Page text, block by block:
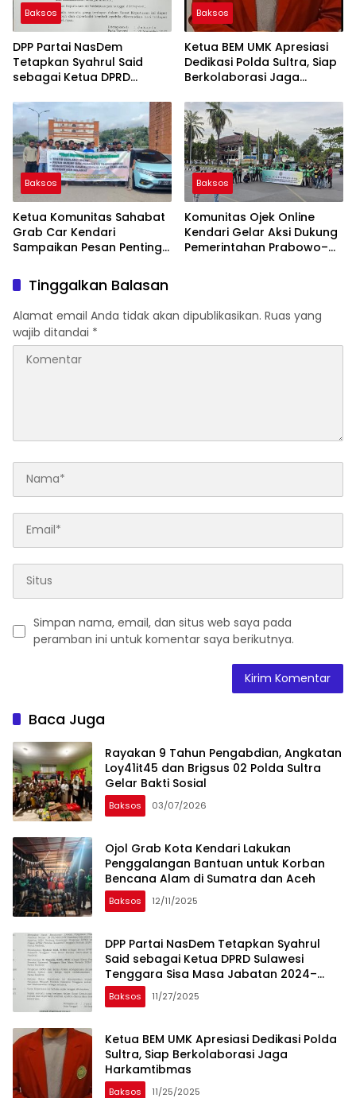
Baksos
DPP Partai NasDem
Tetapkan Syahrul Said
sebagai Ketua DPRD
Masa Jabatan 2024–2029
Baksos
Ketua BEM UMK Apresiasi
Dedikasi Polda Sultra, Siap
Berkolaborasi Jaga
Baksos
Ketua Komunitas Sahabat
Grab Car Kendari
Sampaikan Pesan Penting
Nasional 2025
Baksos
Komunitas Ojek Online
Kendari Gelar Aksi Dukung
Pemerintahan Prabowo–
Tinggalkan Balasan
Alamat email Anda tidak akan dipublikasikan. Ruas yang
wajib ditandai *
Simpan nama, email, dan situs web saya pada
peramban ini untuk komentar saya berikutnya.
Baca Juga
Rayakan 9 Tahun Pengabdian, Angkatan
Loy41it45 dan Brigsus 02 Polda Sultra
Gelar Bakti Sosial
Baksos 03/07/2026
Ojol Grab Kota Kendari Lakukan
Penggalangan Bantuan untuk Korban
Bencana Alam di Sumatra dan Aceh
Baksos 12/11/2025
DPP Partai NasDem Tetapkan Syahrul
Said sebagai Ketua DPRD Sulawesi
Tenggara Sisa Masa Jabatan 2024–
2029
Baksos 11/27/2025
Ketua BEM UMK Apresiasi Dedikasi Polda
Sultra, Siap Berkolaborasi Jaga
Harkamtibmas
Baksos 11/25/2025